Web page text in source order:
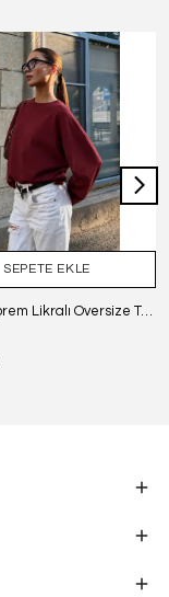
SEPETE EKLE
Kadın Suprem Likralı Oversize T-Shirt - BORDO